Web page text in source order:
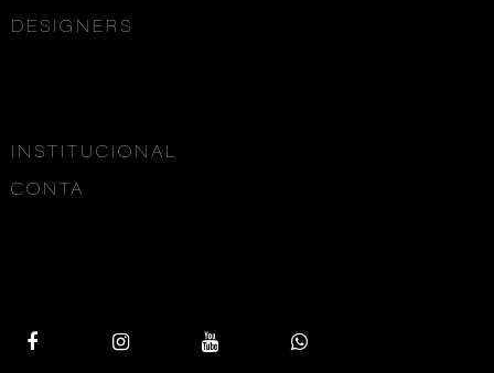
DESIGNERS
INSTITUCIONAL
CONTA